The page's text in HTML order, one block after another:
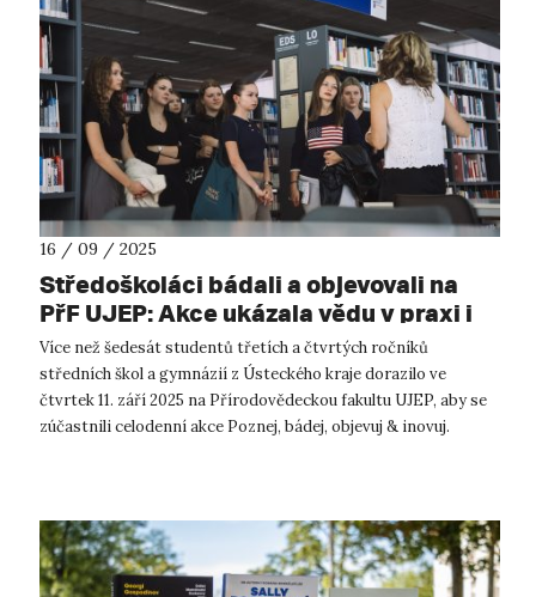
16 / 09 / 2025
Středoškoláci bádali a objevovali na
PřF UJEP: Akce ukázala vědu v praxi i
kouzlo učitelství
Více než šedesát studentů třetích a čtvrtých ročníků
středních škol a gymnázií z Ústeckého kraje dorazilo ve
čtvrtek 11. září 2025 na Přírodovědeckou fakultu UJEP, aby se
zúčastnili celodenní akce Poznej, bádej, objevuj & inovuj.